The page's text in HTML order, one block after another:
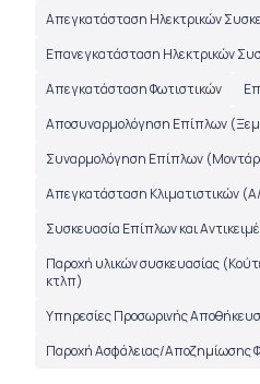
Απεγκατάσταση Ηλεκτρικών
Επανεγκατάσταση Ηλεκτρικών
Απεγκατάσταση Φωτιστικών
Αποσυναρμολόγηση Επίπλων
Συναρμολόγηση Επίπλων
Απεγκατάσταση Κλιματιστικών
Συσκευασία Επίπλων και
Παροχή υλικών συσκευασίας
κτλπ)
Υπηρεσίες Προσωρινής
Παροχή Ασφάλειας/Αποζημίωσης